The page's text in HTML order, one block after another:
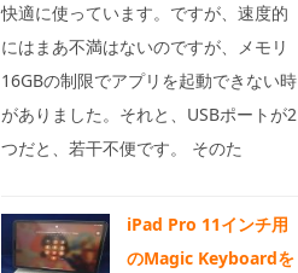
快適に使っています。ですが、速度的
にはまあ不満はないのですが、メモリ
16GBの制限でアプリを起動できない時
がありました。それと、USBポートが2
つだと、若干不便です。 そのた
iPad Pro 11インチ用
のMagic Keyboardを